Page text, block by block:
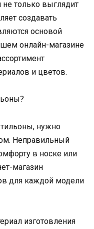
не только выглядит
создавать
основой
онлайн-магазине
и цветов.
нужно
Неправильный
в носке или
магазин
для каждой модели
изготовления